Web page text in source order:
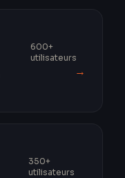
600+
utilisateurs
→
350+
utilisateurs